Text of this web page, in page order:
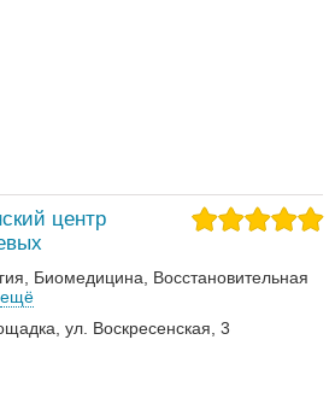
центр
Биомедицина Восстановительная
ещё
ул. Воскресенская, 3